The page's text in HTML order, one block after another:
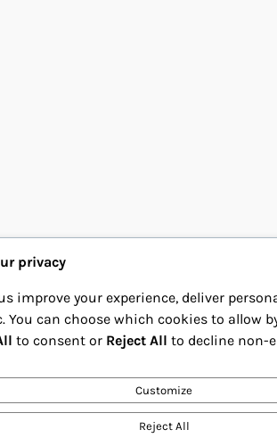
privacy
improve your experience, deliver
You can choose which cookies to allow
to consent or Reject All to decline non-
Customize
Reject All